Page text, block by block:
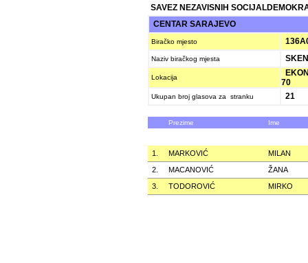
SAVEZ NEZAVISNIH
CENTAR SARAJEVO
Biračko mjesto
Naziv biračkog mjesta
Lokacija
70
Ukupan broj glasova za stranku 21
Prezime Ime
1. MARKOVIĆ
MILAN
2.
MACANOVIĆ
ŽANA
3.
TODOROVIĆ MIRKO